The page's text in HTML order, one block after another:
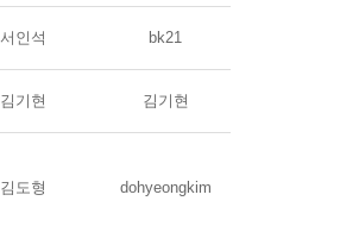
서인석 bk21
김기현 김기현
김도형 dohyeongkim